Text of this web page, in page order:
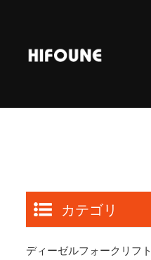
カテゴリ
ディーゼルフォークリフト